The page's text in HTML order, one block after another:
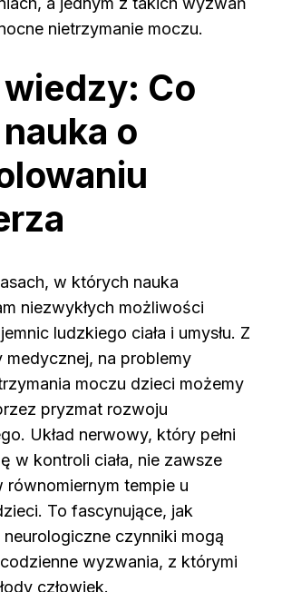
nietrzymanie moczu.
wiedzy: Co
o
w których nauka
niezwykłych możliwości
ludzkiego ciała i umysłu. Z
medycznej, na problemy
moczu dzieci możemy
pryzmat rozwoju
Układ nerwowy, który pełni
w kontroli ciała, nie zawsze
równomiernym tempie u
To fascynujące, jak
czynniki mogą
wyzwania, z którymi
człowiek.